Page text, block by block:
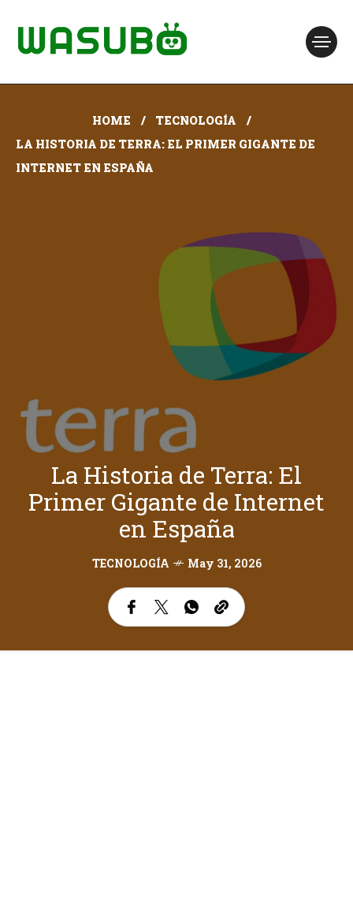
HOME
TECNOLOGÍA
LA HISTORIA DE TERRA: EL PRIMER GIGANTE DE
INTERNET EN ESPAÑA
La Historia de Terra: El
Primer Gigante de Internet
en España
TECNOLOGÍA May 31, 2026